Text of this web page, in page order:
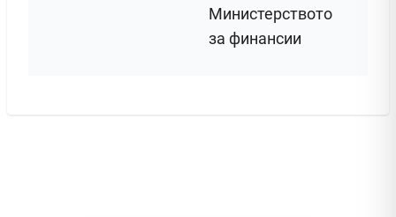
Министерството
за финансии